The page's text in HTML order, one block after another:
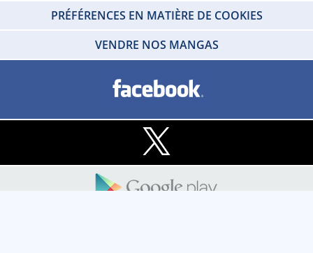
PRÉFÉRENCES EN MATIÈRE DE COOKIES
VENDRE NOS MANGAS